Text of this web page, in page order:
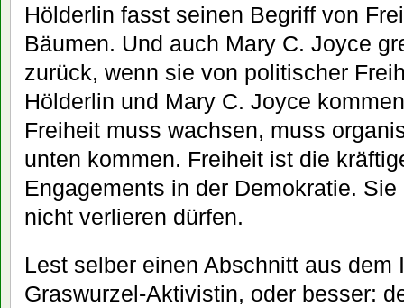
Hölderlin fasst seinen Begriff von
Bäumen. Und auch Mary C. Joyce
zurück, wenn sie von politischer
Hölderlin und Mary C. Joyce
Freiheit muss wachsen, muss
unten kommen. Freiheit ist die
Engagements in der Demokratie.
nicht verlieren dürfen.
Lest selber einen Abschnitt aus dem
Graswurzel-Aktivistin, oder besser: